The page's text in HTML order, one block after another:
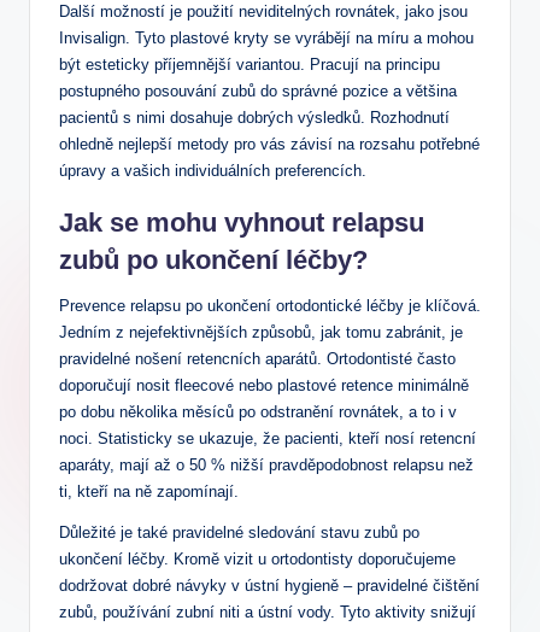
Další možností je použití neviditelných rovnátek, jako jsou
Invisalign. Tyto plastové kryty se vyrábějí na míru a mohou
být esteticky příjemnější variantou. Pracují na principu
postupného posouvání zubů do správné pozice a většina
pacientů s nimi dosahuje dobrých výsledků. Rozhodnutí
ohledně nejlepší metody pro vás závisí na rozsahu potřebné
úpravy a vašich individuálních preferencích.
Jak se mohu vyhnout relapsu
zubů po ukončení léčby?
Prevence relapsu po ukončení ortodontické léčby je klíčová.
Jedním z nejefektivnějších způsobů, jak tomu zabránit, je
pravidelné nošení retencních aparátů. Ortodontisté často
doporučují nosit fleecové nebo plastové retence minimálně
po dobu několika měsíců po odstranění rovnátek, a to i v
noci. Statisticky se ukazuje, že pacienti, kteří nosí retencní
aparáty, mají až o 50 % nižší pravděpodobnost relapsu než
ti, kteří na ně zapomínají.
Důležité je také pravidelné sledování stavu zubů po
ukončení léčby. Kromě vizit u ortodontisty doporučujeme
dodržovat dobré návyky v ústní hygieně – pravidelné čištění
zubů, používání zubní niti a ústní vody. Tyto aktivity snižují